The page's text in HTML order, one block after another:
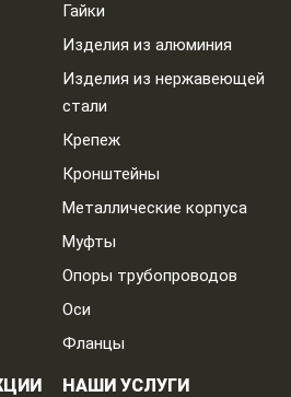
Гайки
Изделия из алюминия
Изделия из нержавеющей
стали
Крепеж
Кронштейны
Металлические корпуса
Муфты
Опоры трубопроводов
Оси
Фланцы
НАШИ УСЛУГИ